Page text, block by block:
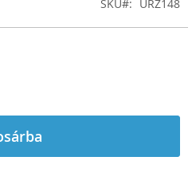
SKU URZ148